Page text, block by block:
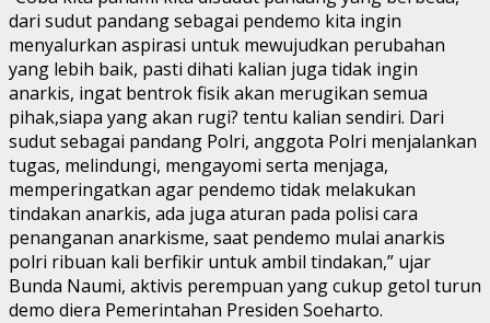
dari sudut pandang sebagai pendemo kita ingin
menyalurkan aspirasi untuk mewujudkan perubahan
yang lebih baik, pasti dihati kalian juga tidak ingin
anarkis, ingat bentrok fisik akan merugikan semua
pihak,siapa yang akan rugi? tentu kalian sendiri. Dari
sudut sebagai pandang Polri, anggota Polri menjalankan
tugas, melindungi, mengayomi serta menjaga,
memperingatkan agar pendemo tidak melakukan
tindakan anarkis, ada juga aturan pada polisi cara
penanganan anarkisme, saat pendemo mulai anarkis
polri ribuan kali berfikir untuk ambil tindakan,” ujar
Bunda Naumi, aktivis perempuan yang cukup getol turun
demo diera Pemerintahan Presiden Soeharto.